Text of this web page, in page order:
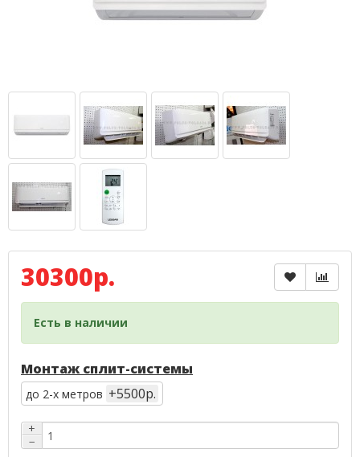
30300р.
Есть в наличии
Монтаж сплит-системы
до 2-х метров +5500р.
+
−